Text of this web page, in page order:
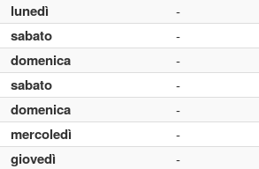
lunedì
-
sabato
-
domenica
-
sabato
-
domenica
-
mercoledì
-
giovedì
-